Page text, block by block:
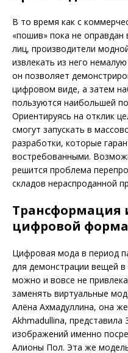
В то время как с
«пошив» пока не
лиц, производители
извлекать из него
он позволяет
цифровом виде, а затем
пользуются наибольшей
Ориентируясь на отклик
смогут запускать в
разработки, которые
востребованными.
решится проблема
складов нераспроданной
Трансформация
цифровой
Цифровая мода в период
для демонстрации вещей
можно и вовсе не
заменять виртуальные
Алёна Ахмадуллина, она
Akhmadullina, представила
изображений именно
Алионы Пол. Эта же